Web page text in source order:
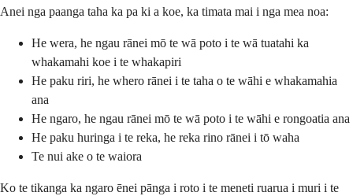
Anei nga paanga taha ka pa ki a koe, ka timata mai i nga mea noa:
He wera, he ngau rānei mō te wā poto i te wā tuatahi ka
whakamahi koe i te whakapiri
He paku riri, he whero rānei i te taha o te wāhi e whakamahia
ana
He ngaro, he ngau rānei mō te wā poto i te wāhi e rongoatia ana
He paku huringa i te reka, he reka rino rānei i tō waha
Te nui ake o te waiora
Ko te tikanga ka ngaro ēnei pānga i roto i te meneti ruarua i muri i te